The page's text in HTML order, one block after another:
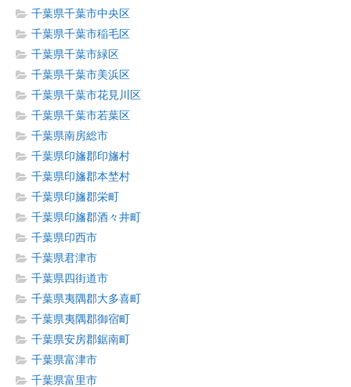
千葉県千葉市中央区
千葉県千葉市稲毛区
千葉県千葉市緑区
千葉県千葉市美浜区
千葉県千葉市花見川区
千葉県千葉市若葉区
千葉県南房総市
千葉県印旛郡印旛村
千葉県印旛郡本埜村
千葉県印旛郡栄町
千葉県印旛郡酒々井町
千葉県印西市
千葉県君津市
千葉県四街道市
千葉県夷隅郡大多喜町
千葉県夷隅郡御宿町
千葉県安房郡鋸南町
千葉県富津市
千葉県富里市